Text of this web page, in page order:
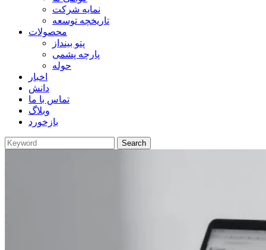
نمایه شرکت
تاریخچه توسعه
محصولات
پتو بینداز
پارچه پشمی
حوله
اخبار
دانش
تماس با ما
وبلاگ
بازخورد